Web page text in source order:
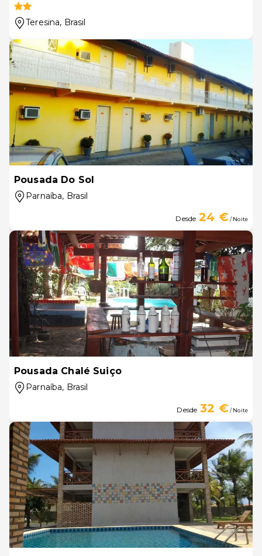
Teresina, Brasil
Pousada Do Sol
Parnaíba, Brasil
Desde 24 €/ Noite
Pousada Chalé Suiço
Parnaíba, Brasil
Desde 32 €/ Noite